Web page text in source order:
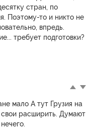
стран, по
Поэтому-то и никто не
впредь.
требует подготовки?
мало А тут Грузия на
расширить. Думают